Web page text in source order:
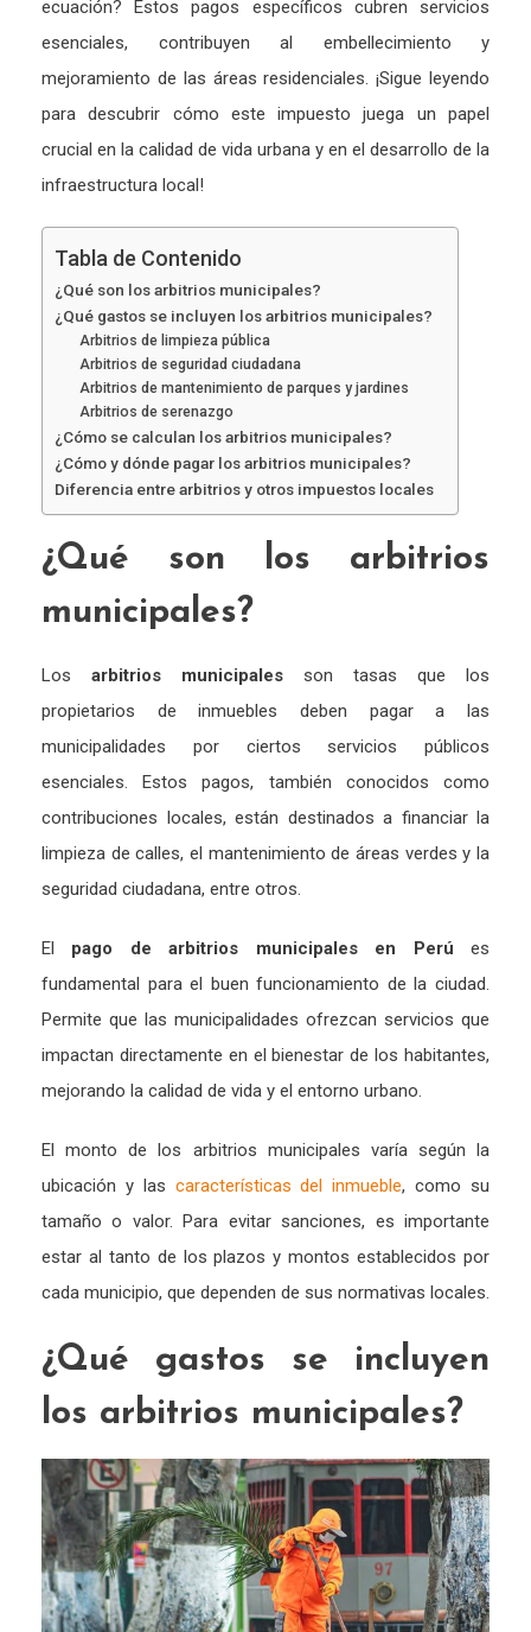
ecuación? Estos pagos específicos cubren servicios
esenciales, contribuyen al embellecimiento y
mejoramiento de las áreas residenciales. ¡Sigue leyendo
para descubrir cómo este impuesto juega un papel
crucial en la calidad de vida urbana y en el desarrollo de la
infraestructura local!
Tabla de Contenido
¿Qué son los arbitrios municipales?
¿Qué gastos se incluyen los arbitrios municipales?
Arbitrios de limpieza pública
Arbitrios de seguridad ciudadana
Arbitrios de mantenimiento de parques y jardines
Arbitrios de serenazgo
¿Cómo se calculan los arbitrios municipales?
¿Cómo y dónde pagar los arbitrios municipales?
Diferencia entre arbitrios y otros impuestos locales
¿Qué son los arbitrios
municipales?
Los arbitrios municipales son tasas que los
propietarios de inmuebles deben pagar a las
municipalidades por ciertos servicios públicos
esenciales. Estos pagos, también conocidos como
contribuciones locales, están destinados a financiar la
limpieza de calles, el mantenimiento de áreas verdes y la
seguridad ciudadana, entre otros.
El pago de arbitrios municipales en Perú es
fundamental para el buen funcionamiento de la ciudad.
Permite que las municipalidades ofrezcan servicios que
impactan directamente en el bienestar de los habitantes,
mejorando la calidad de vida y el entorno urbano.
El monto de los arbitrios municipales varía según la
ubicación y las características del inmueble, como su
tamaño o valor. Para evitar sanciones, es importante
estar al tanto de los plazos y montos establecidos por
cada municipio, que dependen de sus normativas locales.
¿Qué gastos se incluyen
los arbitrios municipales?